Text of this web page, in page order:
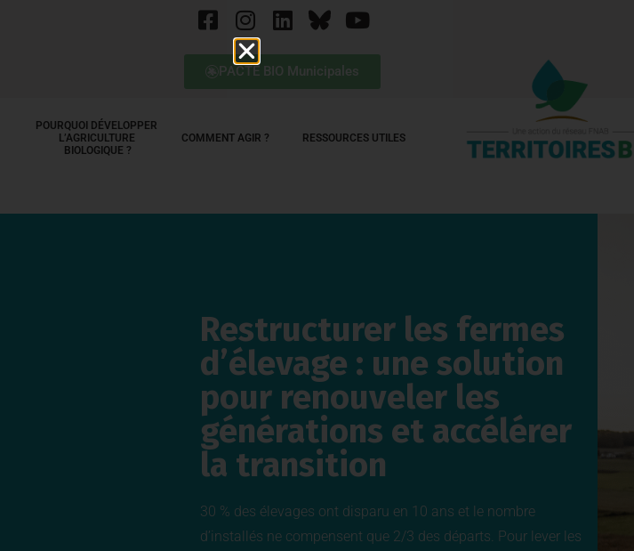
PACTE BIO Municipales
POURQUOI DÉVELOPPER
L’AGRICULTURE
BIOLOGIQUE ?
COMMENT AGIR ? RESSOURCES UTILES
Restructurer les fermes
d’élevage : une solution
pour renouveler les
générations et accélérer
la transition
30 % des élevages ont disparu en 10 ans et le nombre
d’installés ne compensent que 2/3 des départs. Pour lever les